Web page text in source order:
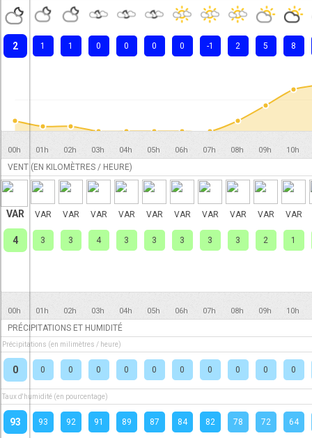
2 1 1 0 0 0 0 -1 2 5 8
00h 01h 02h 03h 04h 05h 06h 07h 08h 09h 10h
VENT (EN KILOMÈTRES / HEURE)
VAR VAR VAR VAR VAR VAR VAR VAR VAR VAR VAR
4 3 3 4 3 3 3 3 3 2 1
00h 01h 02h 03h 04h 05h 06h 07h 08h 09h 10h
PRÉCIPITATIONS ET HUMIDITÉ
Précipitations (en milimètres / heure)
0 0 0 0 0 0 0 0 0 0 0
Taux d'humidité (en pourcentage)
93 93 92 91 89 87 84 82 78 72 64